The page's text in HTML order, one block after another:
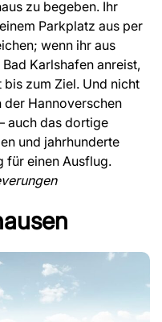
zu begeben. Ihr
Parkplatz aus per
wenn ihr aus
Karlshafen anreist,
zum Ziel. Und nicht
der Hannoverschen
auch das dortige
und jahrhunderte
für einen Ausflug.